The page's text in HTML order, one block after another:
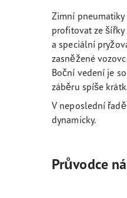
Vyhledat podle velikosti
Hledat pneumatiky podle
Příručka péče o pneumatiky
Tipy k pneumatikám pro
Nové označení pneumatik
Výrobci automobilů (OE)
Budoucnost elektrické
Mobilní aplikace Goodyear
Zimní
profitovat ze
a speciální
zasněžené
Boční vedení je
záběru spíše
V neposlední
dynamicky.
Průvodce